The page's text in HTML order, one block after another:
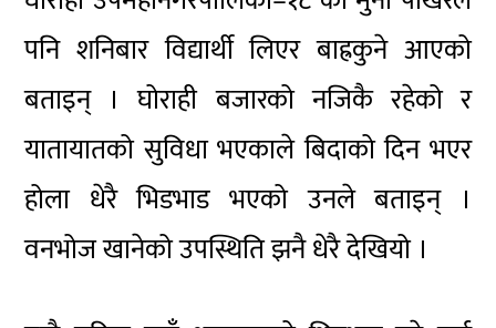
पनि शनिबार विद्यार्थी लिएर बाह्रकुने आएको
बताइन् । घोराही बजारको नजिकै रहेको र
यातायातको सुविधा भएकाले बिदाको दिन भएर
होला धेरै भिडभाड भएको उनले बताइन् ।
वनभोज खानेको उपस्थिति झनै धेरै देखियो ।